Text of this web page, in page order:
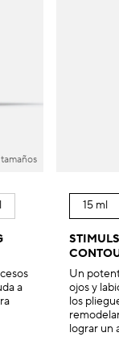
a
15 ml
Un
ojos y
los
lograr un